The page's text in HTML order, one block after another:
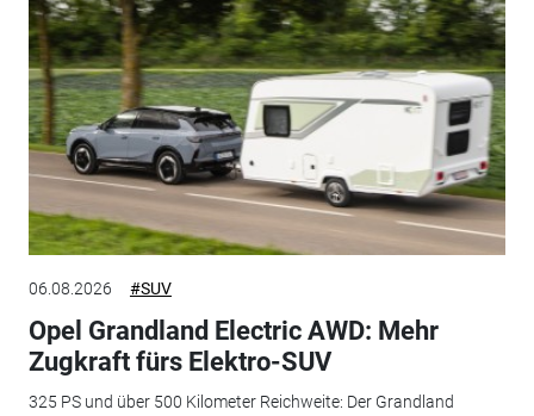
06.08.2026 #SUV
Opel Grandland Electric AWD: Mehr
Zugkraft fürs Elektro-SUV
325 PS und über 500 Kilometer Reichweite: Der Grandland